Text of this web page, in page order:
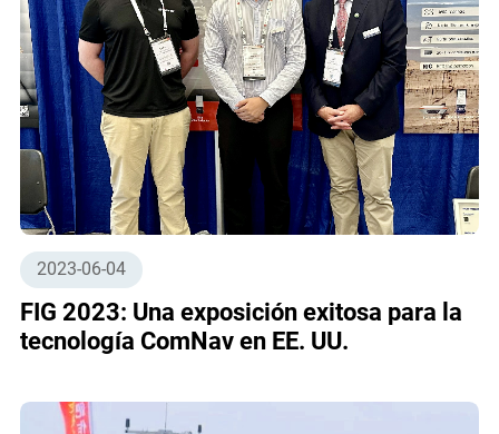
2023-06-04
FIG 2023: Una exposición exitosa para la
tecnología ComNav en EE. UU.